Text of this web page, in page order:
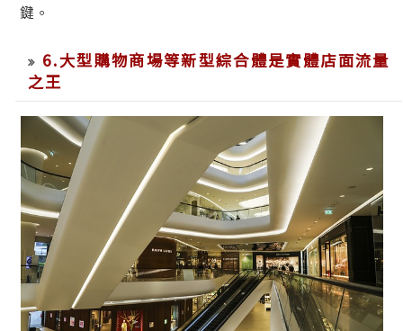
鍵。
6.大型購物商場等新型綜合體是實體店面流量
之王